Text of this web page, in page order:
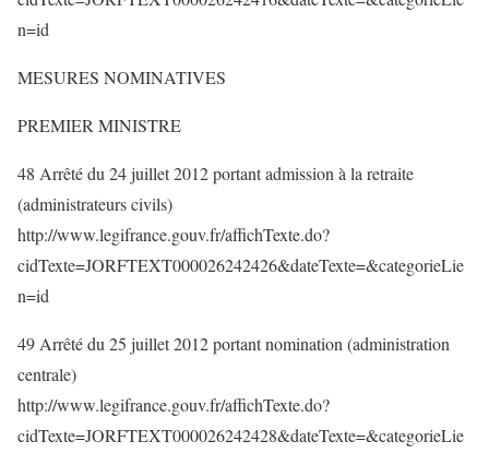
n=id
MESURES NOMINATIVES
PREMIER MINISTRE
48 Arrêté du 24 juillet 2012 portant admission à la retraite
(administrateurs civils)
http://www.legifrance.gouv.fr/affichTexte.do?
cidTexte=JORFTEXT000026242426&dateTexte=&categorieLie
n=id
49 Arrêté du 25 juillet 2012 portant nomination (administration
centrale)
http://www.legifrance.gouv.fr/affichTexte.do?
cidTexte=JORFTEXT000026242428&dateTexte=&categorieLie